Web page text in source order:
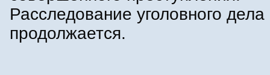
Расследование уголовного дела
продолжается.